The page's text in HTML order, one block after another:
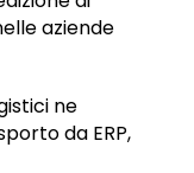
aziende
ne
da ERP,